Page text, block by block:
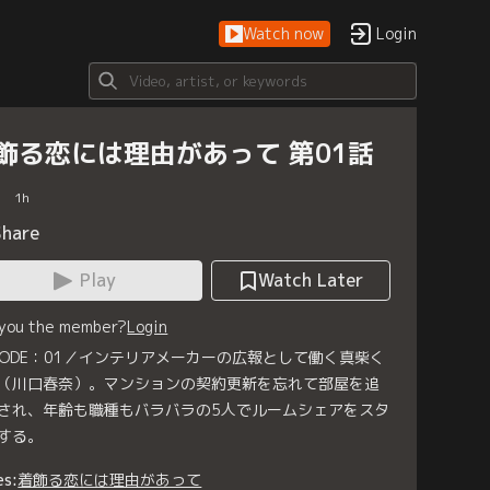
Watch now Login
る恋には理由があって 第01話
1h
Play
Watch Later
the member?Login
：01／インテリアメーカーの広報として働く真柴く
川口春奈）。マンションの契約更新を忘れて部屋を追
れ、年齢も職種もバラバラの5人でルームシェアをスタ
る。
着飾る恋には理由があって